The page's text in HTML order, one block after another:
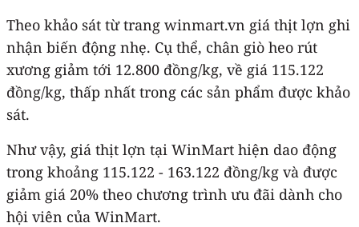
Theo khảo sát từ trang winmart.vn giá thịt lợn ghi
nhận biến động nhẹ. Cụ thể, chân giò heo rút
xương giảm tới 12.800 đồng/kg, về giá 115.122
đồng/kg, thấp nhất trong các sản phẩm được khảo
sát.
Như vậy, giá thịt lợn tại WinMart hiện dao động
trong khoảng 115.122 - 163.122 đồng/kg và được
giảm giá 20% theo chương trình ưu đãi dành cho
hội viên của WinMart.